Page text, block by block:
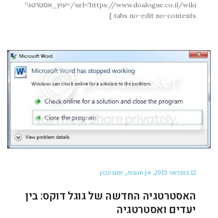
url='https://www.doalogue.co.il/wiki/ייעוץ_אסטרטגי'
tabs no-edit no-contents ]
12 בפברואר 2015 אין תגובות יותם הכהן
האסטרטגיה החדשה של גוגל דוקס: בין
יעדים ואסטרטגיה